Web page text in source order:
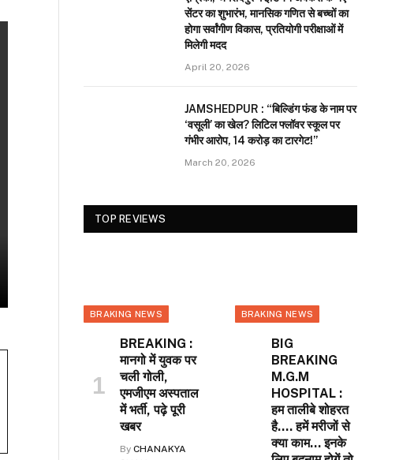
सेंटर का शुभारंभ, मानसिक गणित से बच्चों का
होगा सर्वांगीण विकास, प्रतियोगी परीक्षाओं में
मिलेगी मदद
April 20, 2026
JAMSHEDPUR : “बिल्डिंग फंड के नाम पर
‘वसूली’ का खेल? लिटिल फ्लॉवर स्कूल पर
गंभीर आरोप, 14 करोड़ का टारगेट!”
March 20, 2026
TOP REVIEWS
BRAKING NEWS
BREAKING :
मानगो में युवक पर
चली गोली,
एमजीएम अस्पताल
में भर्ती, पढ़े पूरी
खबर
By CHANAKYA
BRAKING NEWS
BIG
BREAKING
M.G.M
HOSPITAL :
हम तालीबे शोहरत
है…. हमें मरीजों से
क्या काम… इनके